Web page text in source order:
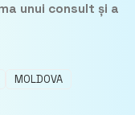
unui consult și a
MOLDOVA